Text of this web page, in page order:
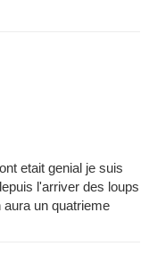
etait genial je suis
l'arriver des loups
un quatrieme